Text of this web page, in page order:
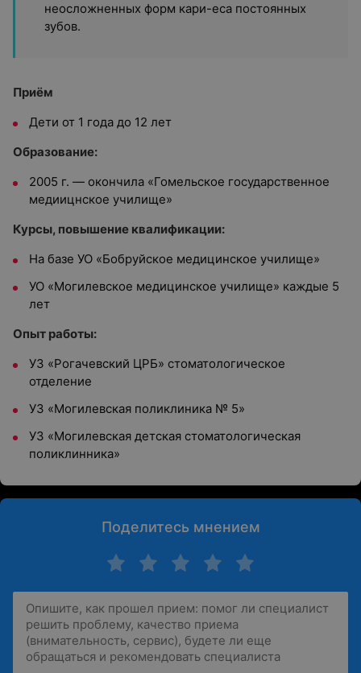
неосложненных форм кари-еса постоянных
зубов.
Приём
Дети от 1 года до 12 лет
Образование:
2005 г. — окончила «Гомельское государственное
медиицнское училище»
Курсы, повышение квалификации:
На базе УО «Бобруйское медицинское училище»
УО «Могилевское медицинское училище» каждые 5
лет
Опыт работы:
УЗ «Рогачевский ЦРБ» стоматологическое
отделение
УЗ «Могилевская поликлиника № 5»
УЗ «Могилевская детская стоматологическая
поликлинника»
Поделитесь мнением